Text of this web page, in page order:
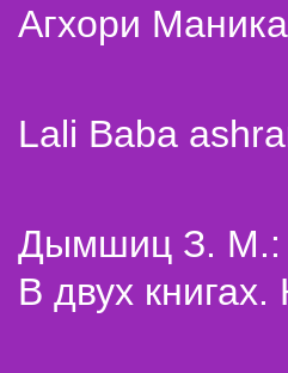
Агхори
Lali Baba
Дымшиц З. М.:
В двух книгах.